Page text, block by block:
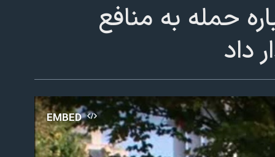
حمله به منافع
داد
EMBED